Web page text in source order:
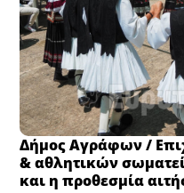
Δήμος Αγράφων /
& αθλητικών
και η προθεσμία